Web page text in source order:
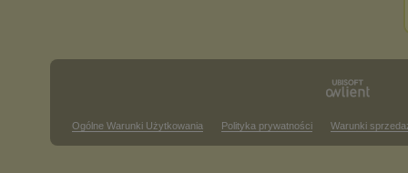
Ogólne Warunki Użytkowania Polityka prywatności Warunki